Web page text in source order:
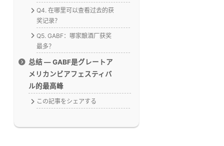
Q4. 在哪里可以查看过去的获
奖记录？
Q5. GABF：哪家酿酒厂获奖
最多？
总结 — GABF是グレートア
メリカンビアフェスティバ
ル的最高峰
この記事をシェアする